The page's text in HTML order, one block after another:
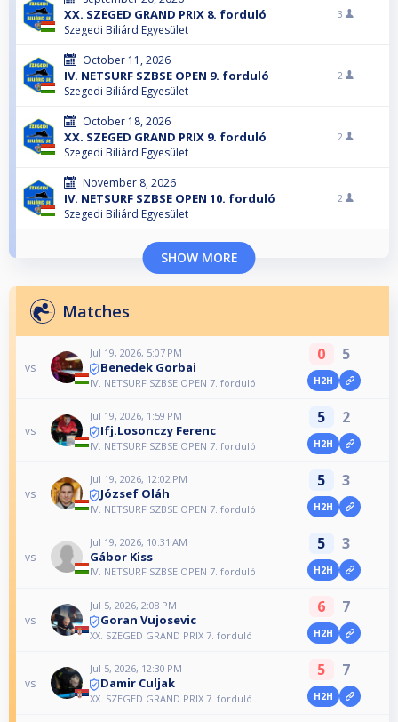
XX. SZEGED GRAND PRIX 8. forduló
Szegedi Biliárd Egyesület
3
October 11, 2026
IV. NETSURF SZBSE OPEN 9. forduló
Szegedi Biliárd Egyesület
2
October 18, 2026
XX. SZEGED GRAND PRIX 9. forduló
Szegedi Biliárd Egyesület
2
November 8, 2026
IV. NETSURF SZBSE OPEN 10. forduló
Szegedi Biliárd Egyesület
2
SHOW MORE
Matches
vs
Jul 19, 2026, 5:07 PM
Benedek Gorbai
IV. NETSURF SZBSE OPEN 7. forduló
0 5
H2H
vs
Jul 19, 2026, 1:59 PM
Ifj.Losonczy Ferenc
IV. NETSURF SZBSE OPEN 7. forduló
5 2
H2H
vs
Jul 19, 2026, 12:02 PM
József Oláh
IV. NETSURF SZBSE OPEN 7. forduló
5 3
H2H
vs
Jul 19, 2026, 10:31 AM
Gábor Kiss
IV. NETSURF SZBSE OPEN 7. forduló
5 3
H2H
vs
Jul 5, 2026, 2:08 PM
Goran Vujosevic
XX. SZEGED GRAND PRIX 7. forduló
6 7
H2H
vs
Jul 5, 2026, 12:30 PM
Damir Culjak
XX. SZEGED GRAND PRIX 7. forduló
5 7
H2H